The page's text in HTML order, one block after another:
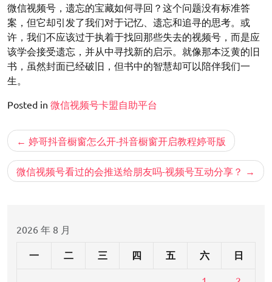
微信视频号，遗忘的宝藏如何寻回？这个问题没有标准答
案，但它却引发了我们对于记忆、遗忘和追寻的思考。或
许，我们不应该过于执着于找回那些失去的视频号，而是应
该学会接受遗忘，并从中寻找新的启示。就像那本泛黄的旧
书，虽然封面已经破旧，但书中的智慧却可以陪伴我们一
生。
Posted in 微信视频号卡盟自助平台
文
章
导
婷哥抖音橱窗怎么开-抖音橱窗开启教程婷哥版
微信视频号看过的会推送给朋友吗-视频号互动分享？
2026 年 8 月
一 二 三 四 五 六 日